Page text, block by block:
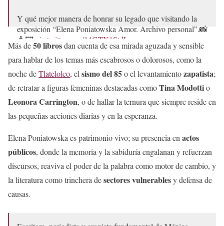
Y qué mejor manera de honrar su legado que visitando la
exposición “Elena Poniatowska Amor. Archivo personal”.📸
🧳🖼️
pic.twitter.com/14GTX1StdL
— Museo del Estanquillo (@m_estanquillo)May 19, 2026
Más de50 librosdan cuenta de esa mirada aguzada y sensible
para hablar de los temas más escabrosos o dolorosos, como la
noche deTlatelolco, el sismo del 85o el levantamientozapatista;
de retratar a figuras femeninas destacadas comoTina Modottio
Leonora Carrington, o de hallar la ternura que siempre reside en
las pequeñas acciones diarias y en la esperanza.
Elena Poniatowska es patrimonio vivo; su presencia en actos
públicos, donde la memoria y la sabiduría engalanan y refuerzan
discursos, reaviva el poder de la palabra como motor de cambio, y
la literatura como trinchera desectores vulnerablesy defensa de
causas.